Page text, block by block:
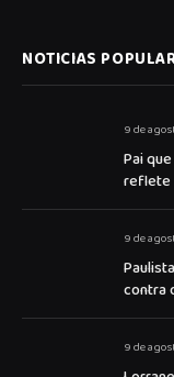
NOTICIAS
9 de
Pai
reflete
9 de
contra
9 de